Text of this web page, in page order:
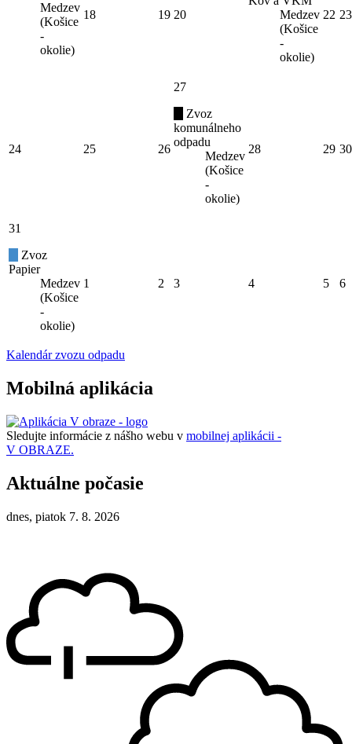
Medzev
(Košice
-
okolie)
18 19 20
Medzev
(Košice
-
okolie)
22 23
24 25 26
27
Zvoz
komunálneho
odpadu
Medzev
(Košice
-
okolie)
28 29 30
31
Zvoz
Papier
Medzev
(Košice
-
okolie)
1 2 3 4 5 6
Kalendár zvozu odpadu
Mobilná aplikácia
Sledujte informácie z nášho webu v mobilnej aplikácii -
V OBRAZE.
Aktuálne počasie
dnes, piatok 7. 8. 2026